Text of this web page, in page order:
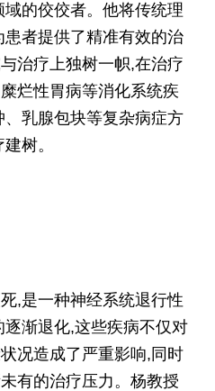
的佼佼者。他将传统理
者提供了精准有效的治
治疗上独树一帜,在治疗
烂性胃病等消化系统疾
乳腺包块等复杂病症方
树。
,是一种神经系统退行性
渐退化,这些疾病不仅对
况造成了严重影响,同时
有的治疗压力。杨教授